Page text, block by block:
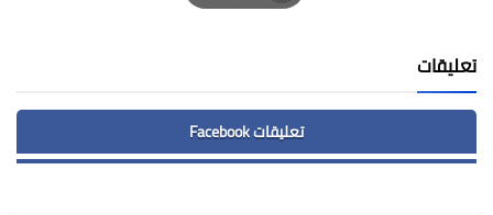
Print
تعليقات
تعليقات Facebook